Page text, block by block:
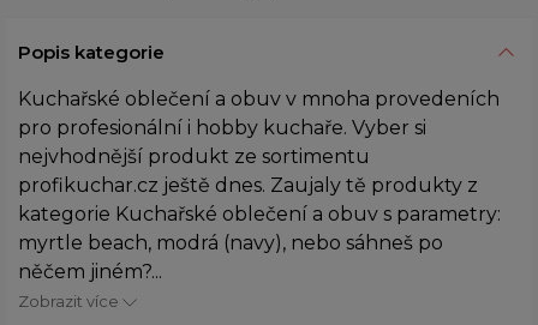
Popis kategorie
Kuchařské oblečení a obuv v mnoha provedeních
pro profesionální i hobby kuchaře. Vyber si
nejvhodnější produkt ze sortimentu
profikuchar.cz ještě dnes. Zaujaly tě produkty z
kategorie Kuchařské oblečení a obuv s parametry:
myrtle beach, modrá (navy), nebo sáhneš po
něčem jiném?...
Zobrazit více